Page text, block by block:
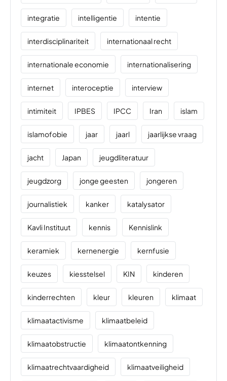
integratie intelligentie intentie
interdisciplinariteit internationaal recht
internationale economie internationalisering
internet interoceptie interview
intimiteit IPBES IPCC Iran islam
islamofobie jaar jaarl jaarlijkse vraag
jacht Japan jeugdliteratuur
jeugdzorg jonge geesten jongeren
journalistiek kanker katalysator
Kavli Instituut kennis Kennislink
keramiek kernenergie kernfusie
keuzes kiesstelsel KIN kinderen
kinderrechten kleur kleuren klimaat
klimaatactivisme klimaatbeleid
klimaatobstructie klimaatontkenning
klimaatrechtvaardigheid klimaatveiligheid